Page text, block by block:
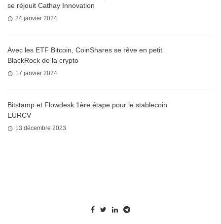
se réjouit Cathay Innovation
24 janvier 2024
Avec les ETF Bitcoin, CoinShares se rêve en petit
BlackRock de la crypto
17 janvier 2024
Bitstamp et Flowdesk 1ère étape pour le stablecoin
EURCV
13 décembre 2023